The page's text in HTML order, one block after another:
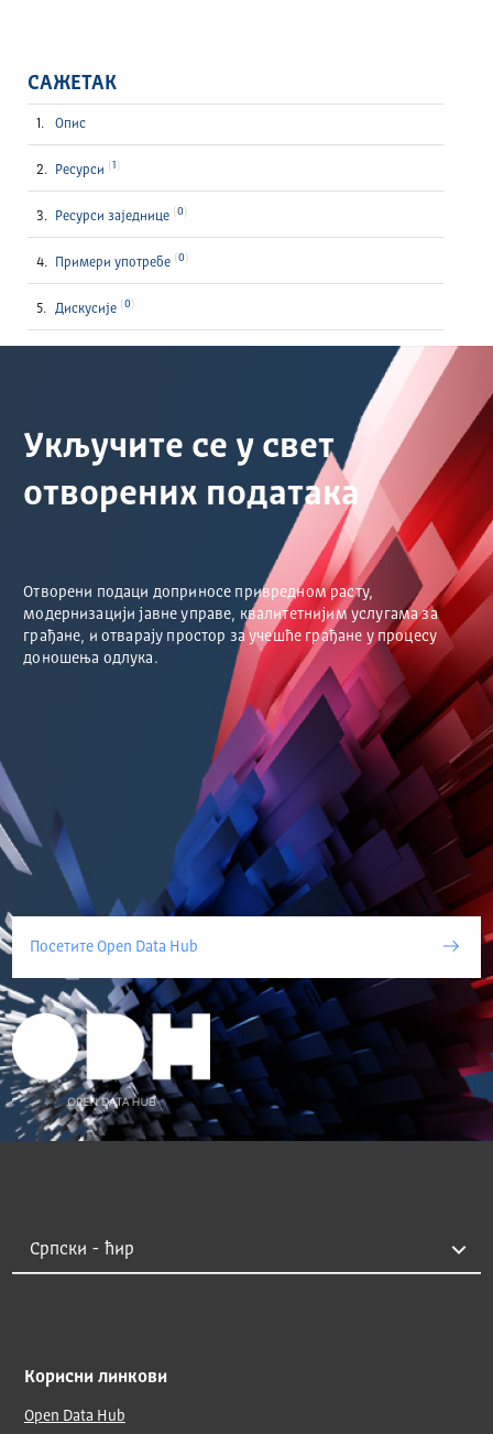
САЖЕТАК
Опис
Ресурси 1
Ресурси заједнице 0
Примери употребе 0
Дискусије 0
Укључите се у свет
отворених података
Отворени подаци доприносе привредном расту,
модернизацији јавне управе, квалитетнијим услугама за
грађане, и отварају простор за учешће грађане у процесу
доношења одлука.
Посетите Open Data Hub
Корисни линкови
Open Data Hub